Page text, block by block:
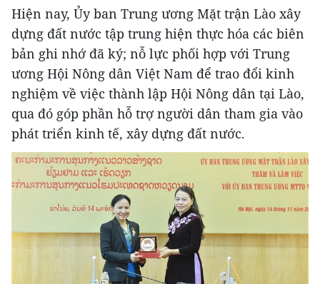
Hiện nay, Ủy ban Trung ương Mặt trận Lào xây
dựng đất nước tập trung hiện thực hóa các biên
bản ghi nhớ đã ký; nỗ lực phối hợp với Trung
ương Hội Nông dân Việt Nam để trao đổi kinh
nghiệm về việc thành lập Hội Nông dân tại Lào,
qua đó góp phần hỗ trợ người dân tham gia vào
phát triển kinh tế, xây dựng đất nước.